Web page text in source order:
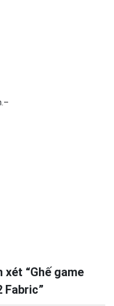
–
xét “Ghế game
Fabric”